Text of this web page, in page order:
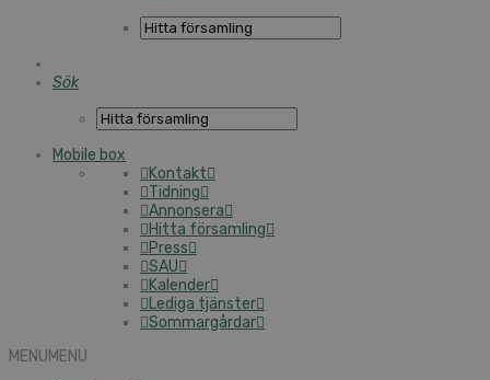
Sök
Mobile box
Kontakt
Tidning
Annonsera
Hitta församling
Press
SAU
Kalender
Lediga tjänster
Sommargårdar
MENUMENU